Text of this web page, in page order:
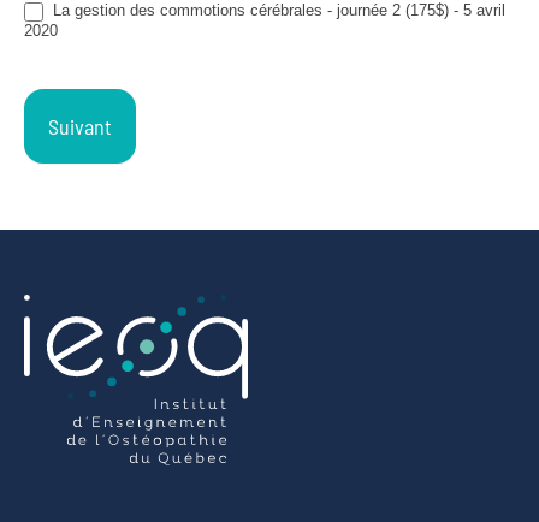
La gestion des commotions cérébrales - journée 2 (175$) - 5 avril
2020
Suivant